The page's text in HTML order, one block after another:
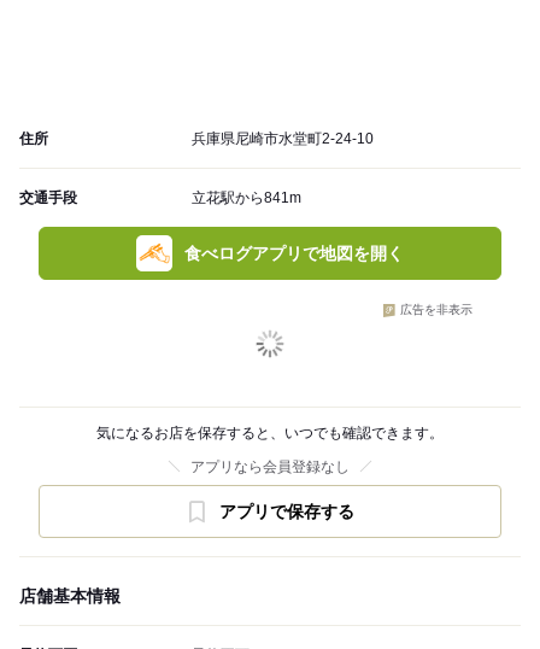
住所 兵庫県尼崎市水堂町2-24-10
交通手段 立花駅から841m
食べログアプリで地図を開く
広告を非表示
気になるお店を保存すると、いつでも確認できます。
アプリなら会員登録なし
アプリで保存する
店舗基本情報